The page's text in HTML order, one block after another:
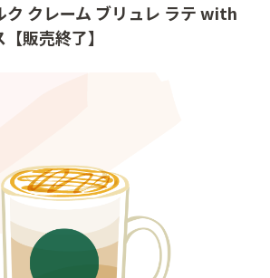
ク クレーム ブリュレ ラテ with
販売終了】